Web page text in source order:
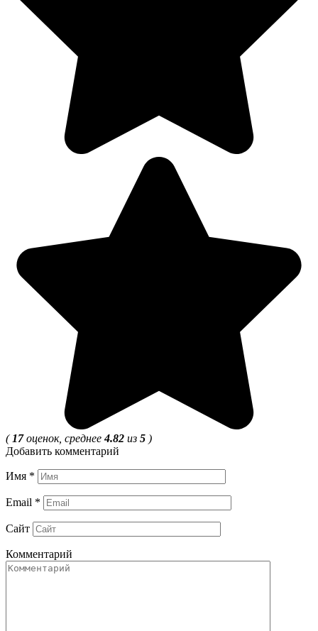
( 17оценок, среднее4.82 из 5 )
Добавить комментарий
Имя *
Email *
Сайт
Комментарий